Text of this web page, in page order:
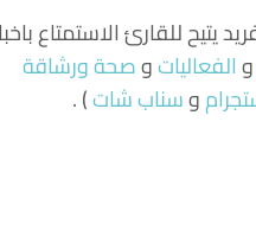
يتيح للقارئ الاستمتاع
الفعالياتوصحة ورشاقة
وسناب شات) .